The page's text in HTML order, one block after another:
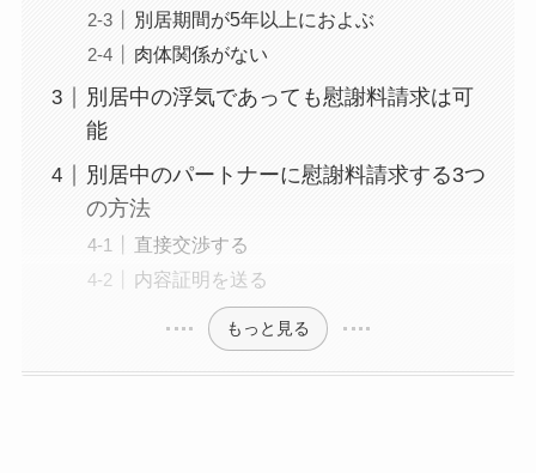
別居期間が5年以上におよぶ
肉体関係がない
別居中の浮気であっても慰謝料請求は可
能
別居中のパートナーに慰謝料請求する3つ
の方法
直接交渉する
内容証明を送る
もっと見る